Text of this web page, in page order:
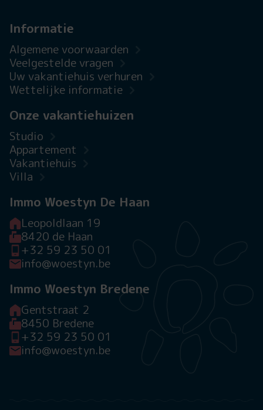
Informatie
Algemene voorwaarden
Veelgestelde vragen
Uw vakantiehuis verhuren
Wettelijke informatie
Onze vakantiehuizen
Studio
Appartement
Vakantiehuis
Villa
Immo Woestyn De Haan
Leopoldlaan 19
8420 de Haan
+32 59 23 50 01
info@woestyn.be
Immo Woestyn Bredene
Gentstraat 2
8450 Bredene
+32 59 23 50 01
info@woestyn.be